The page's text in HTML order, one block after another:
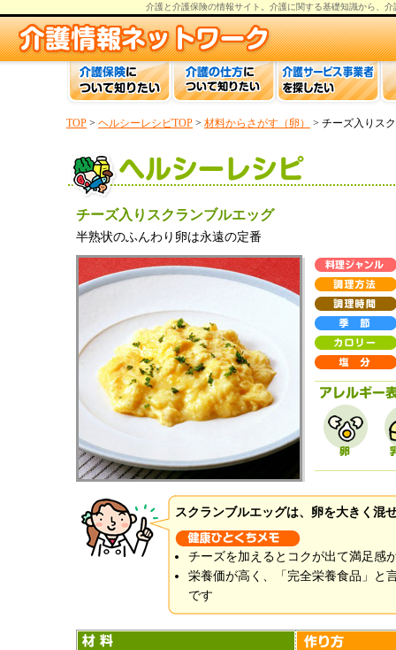
介護と介護保険の情報サイト。 介護に関する基礎知識から、 介
TOP > ヘルシーレシピTOP > 材料からさがす（卵） > チーズ入りス
チーズ入りスクランブルエッグ
半熟状のふんわり卵は永遠の定番
スクランブルエッグは、卵を大きく混
チーズを加えるとコクが出て満足感
栄養価が高く、「完全栄養食品」と
です